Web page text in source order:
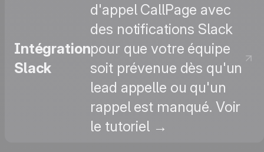
Intégration
Slack
d'appel CallPage avec
des notifications Slack
pour que votre équipe
soit prévenue dès qu'un
lead appelle ou qu'un
rappel est manqué. Voir
le tutoriel →